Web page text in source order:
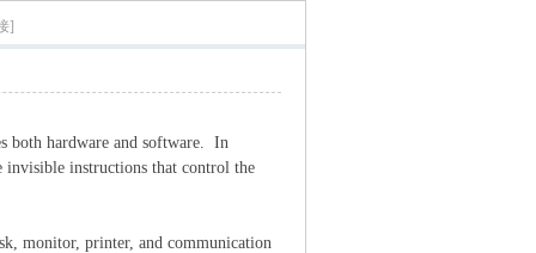
]
both hardware and software. In
invisible instructions that control the
monitor, printer, and communication